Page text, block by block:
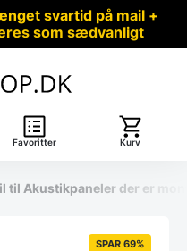
svartid på mail +
som sædvanligt
Favoritter Kurv
til Akustikpaneler der er
SPAR 69%